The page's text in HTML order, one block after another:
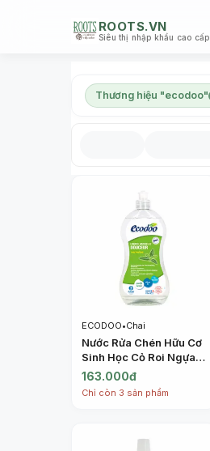
ROOTS.VN
Siêu thị nhập khẩu cao cấp
Thương hiệu "ecodoo"
ECODOO•Chai
Nước Rửa Chén Hữu Cơ
Sinh Học Cỏ Roi Ngựa,
Gentle Dishwashing
Liquid Verbena (1L) -
163.000đ
Chỉ còn 3 sản phẩm